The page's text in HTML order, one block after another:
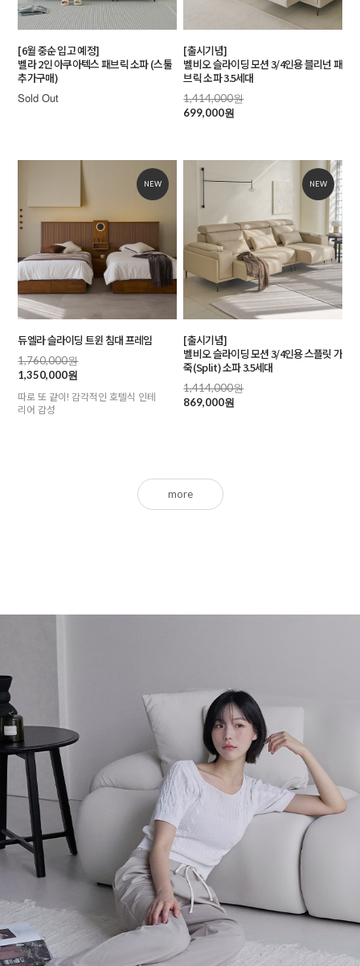
[6월 중순 입고 예정]
벨라 2인 아쿠아텍스 패브릭 소파 (스툴
추가구매)
Sold Out
[출시기념]
벨비오 슬라이딩 모션 3/4인용 블리넌 패
브릭 소파 3.5세대
1,414,000원
699,000원
NEW
듀엘라 슬라이딩 트윈 침대 프레임
1,760,000원
1,350,000원
따로 또 같이! 감각적인 호텔식 인테
리어 감성
NEW
[출시기념]
벨비오 슬라이딩 모션 3/4인용 스플릿 가
죽(Split) 소파 3.5세대
1,414,000원
869,000원
more